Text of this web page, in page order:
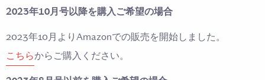
2023年10月号以降を購入ご希望の場合
2023年10月よりAmazonでの販売を開始しました。
こちらからご購入ください。